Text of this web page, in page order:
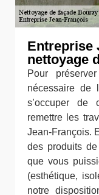
Entreprise
nettoyage
Pour
nécessaire de
s’occuper de
remettre les
Jean-François.
des produits
que vous
(esthétique,
notre